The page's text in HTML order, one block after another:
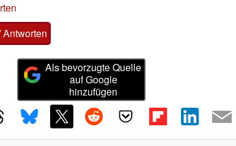
Als bevorzugte Quelle
auf Google
hinzufügen